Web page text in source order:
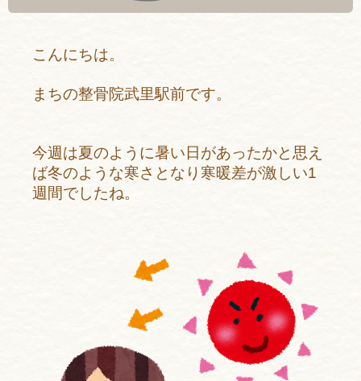
こんにちは。
まちの整骨院武里駅前です。
今週は夏のように暑い日があったかと思え
ば冬のような寒さとなり寒暖差が激しい1
週間でしたね。